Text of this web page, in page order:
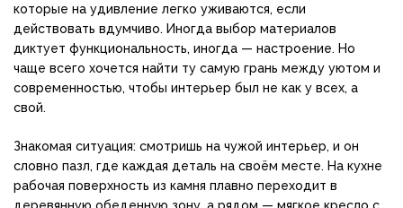
которые на удивление легко уживаются, если
действовать вдумчиво. Иногда выбор материалов
диктует функциональность, иногда — настроение. Но
чаще всего хочется найти ту самую грань между уютом и
современностью, чтобы интерьер был не как у всех, а
свой.
Знакомая ситуация: смотришь на чужой интерьер, и он
словно пазл, где каждая деталь на своём месте. На кухне
рабочая поверхность из камня плавно переходит в